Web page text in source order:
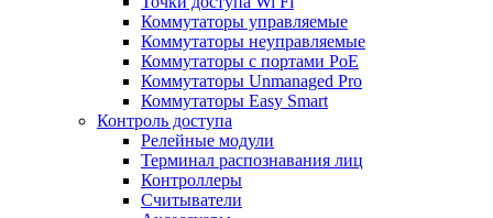
Коммутаторы управляемые
Коммутаторы неуправляемые
Коммутаторы с портами PoE
Коммутаторы Unmanaged Pro
Коммутаторы Easy Smart
Контроль доступа
Релейные модули
Терминал распознавания лиц
Контроллеры
Считыватели